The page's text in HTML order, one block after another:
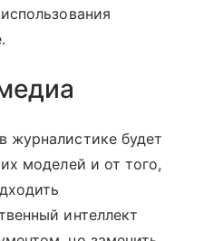
журналистике будет
моделей и от того,
интеллект